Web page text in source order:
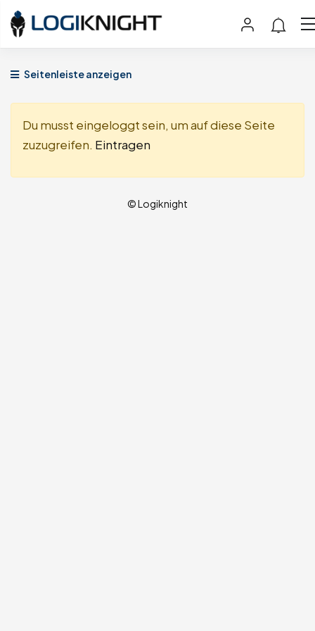
Seitenleiste anzeigen
Du musst eingeloggt sein, um auf diese Seite
zuzugreifen. Eintragen
© Logiknight